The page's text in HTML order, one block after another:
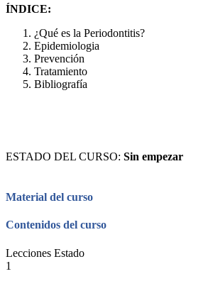
ÍNDICE:
¿Qué es la Periodontitis?
Epidemiologia
Prevención
Tratamiento
Bibliografía
ESTADO DEL CURSO: Sin empezar
Material del curso
Contenidos del curso
Lecciones Estado
1